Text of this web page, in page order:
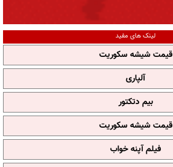
لینک های مفید
قیمت شیشه سکوریت
آلپاری
بیم دتکتور
قیمت شیشه سکوریت
فیلم آپنه خواب